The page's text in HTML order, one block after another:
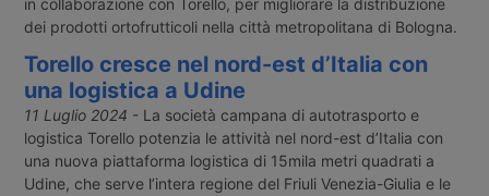
in collaborazione con Torello, per migliorare la distribuzione
dei prodotti ortofrutticoli nella città metropolitana di Bologna.
Torello cresce nel nord-est d’Italia con
una logistica a Udine
11 Luglio 2024 - La società campana di autotrasporto e
logistica Torello potenzia le attività nel nord-est d’Italia con
una nuova piattaforma logistica di 15mila metri quadrati a
Udine, che serve l’intera regione del Friuli Venezia-Giulia e le